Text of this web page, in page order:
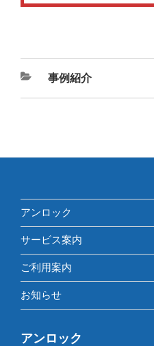
カ
テ
事例紹介
アンロック
サービス案内
ご利用案内
お知らせ
アンロック